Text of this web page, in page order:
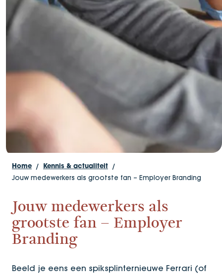
Home Kennis & actualiteit
Jouw medewerkers als grootste fan – Employer Branding
Jouw medewerkers als
grootste fan – Employer
Branding
Beeld je eens een spiksplinternieuwe Ferrari (of